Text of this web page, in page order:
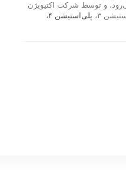
۲ در سال ۲۰۱۲ به شمار می‌رود، و توسط شرکت اکتیویژن
۳، پلی‌استیشن ۴
،